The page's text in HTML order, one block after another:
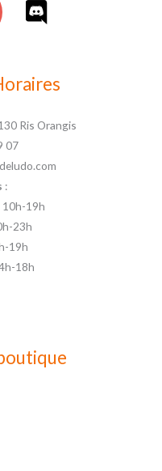
Ris Orangis
07
:
10h-19h
23h
19h
18h